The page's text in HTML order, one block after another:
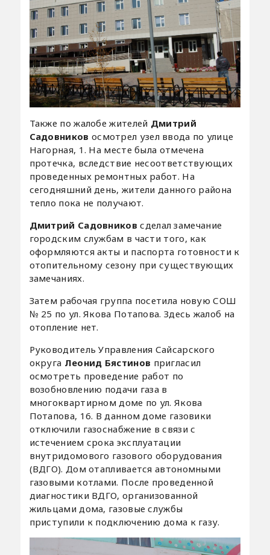
Также по жалобе жителей Дмитрий
Садовников осмотрел узел ввода по улице
Нагорная, 1. На месте была отмечена
протечка, вследствие несоответствующих
проведенных ремонтных работ. На
сегодняшний день, жители данного района
тепло пока не получают.
Дмитрий Садовников сделал замечание
городским службам в части того, как
оформляются акты и паспорта готовности к
отопительному сезону при существующих
замечаниях.
Затем рабочая группа посетила новую СОШ
№ 25 по ул. Якова Потапова. Здесь жалоб на
отопление нет.
Руководитель Управления Сайсарского
округа Леонид Бястинов пригласил
осмотреть проведение работ по
возобновлению подачи газа в
многоквартирном доме по ул. Якова
Потапова, 16. В данном доме газовики
отключили газоснабжение в связи с
истечением срока эксплуатации
внутридомового газового оборудования
(ВДГО). Дом отапливается автономными
газовыми котлами. После проведенной
диагностики ВДГО, организованной
жильцами дома, газовые службы
приступили к подключению дома к газу.